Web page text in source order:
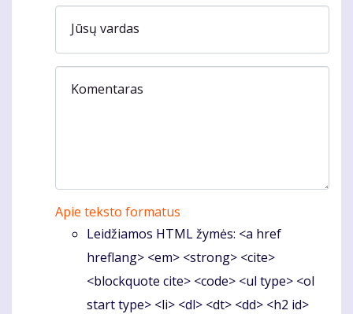
Jūsų vardas
Komentaras
Apie teksto formatus
Leidžiamos HTML žymės: <a href
hreflang> <em> <strong> <cite>
<blockquote cite> <code> <ul type> <ol
start type> <li> <dl> <dt> <dd> <h2 id>